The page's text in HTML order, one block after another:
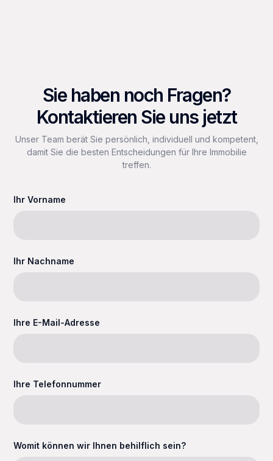
Sie haben noch Fragen?
Kontaktieren Sie uns jetzt
Unser Team berät Sie persönlich, individuell und kompetent,
damit Sie die besten Entscheidungen für Ihre Immobilie
treffen.
Ihr Vorname
Ihr Nachname
Ihre E-Mail-Adresse
Ihre Telefonnummer
Womit können wir Ihnen behilflich sein?